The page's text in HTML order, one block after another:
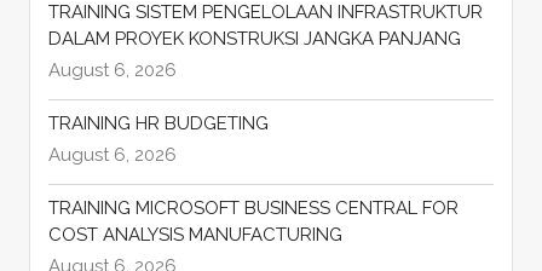
TRAINING SISTEM PENGELOLAAN INFRASTRUKTUR
DALAM PROYEK KONSTRUKSI JANGKA PANJANG
August 6, 2026
TRAINING HR BUDGETING
August 6, 2026
TRAINING MICROSOFT BUSINESS CENTRAL FOR
COST ANALYSIS MANUFACTURING
August 6, 2026